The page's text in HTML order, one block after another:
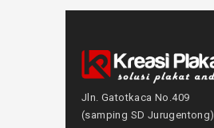
Jln. Gatotkaca No.409
(samping SD Jurugentong)